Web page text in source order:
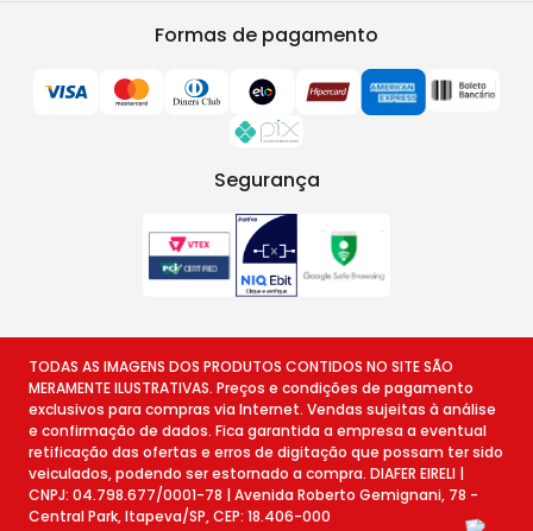
Formas de pagamento
Segurança
TODAS AS IMAGENS DOS PRODUTOS CONTIDOS NO SITE SÃO
MERAMENTE ILUSTRATIVAS. Preços e condições de pagamento
exclusivos para compras via Internet. Vendas sujeitas à análise
e confirmação de dados. Fica garantida a empresa a eventual
retificação das ofertas e erros de digitação que possam ter sido
veiculados, podendo ser estornado a compra. DIAFER EIRELI |
CNPJ: 04.798.677/0001-78 | Avenida Roberto Gemignani, 78 -
Central Park, Itapeva/SP, CEP: 18.406-000